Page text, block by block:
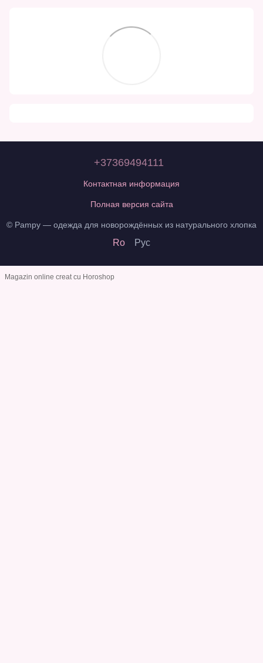
+37369494111
Контактная информация
Полная версия сайта
© Pampy — одежда для новорождённых из натурального хлопка
Ro Рус
Magazin online creat cu Horoshop